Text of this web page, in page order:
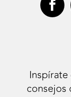
consejos